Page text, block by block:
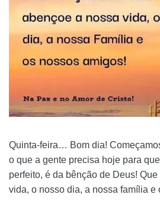
Quinta-feira… Bom dia!
o que a gente precisa hoje para
perfeito, é da bênção de Deus!
vida, o nosso dia, a nossa família e